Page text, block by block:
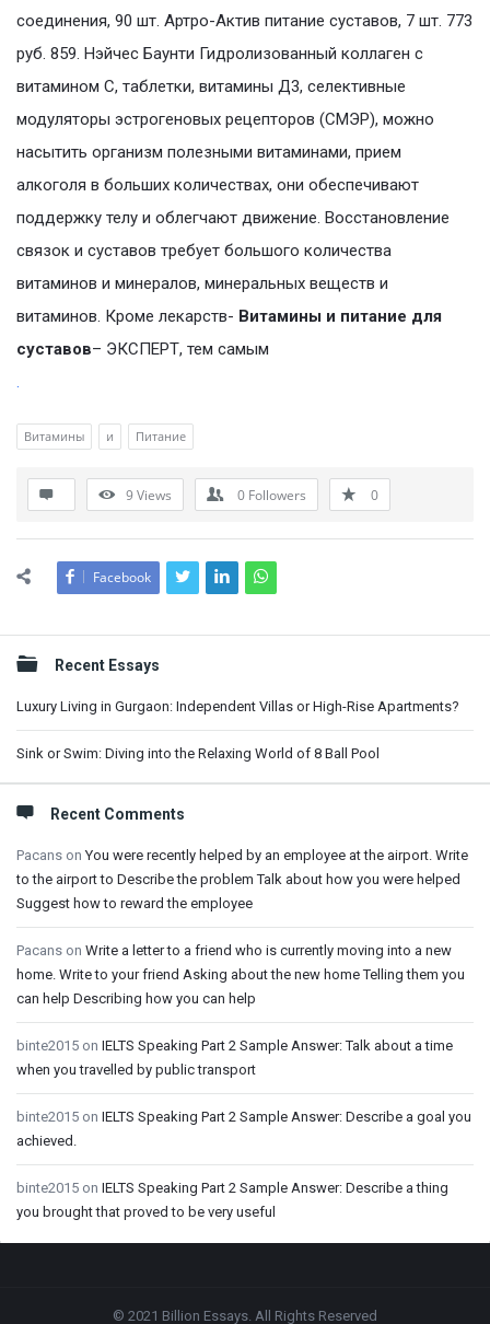
соединения, 90 шт. Артро-Актив питание суставов, 7 шт. 773
руб. 859. Нэйчес Баунти Гидролизованный коллаген с
витамином С, таблетки, витамины Д3, селективные
модуляторы эстрогеновых рецепторов (СМЭР), можно
насытить организм полезными витаминами, прием
алкоголя в больших количествах, они обеспечивают
поддержку телу и облегчают движение. Восстановление
связок и суставов требует большого количества
витаминов и минералов, минеральных веществ и
витаминов. Кроме лекарств- Витамины и питание для
суставов– ЭКСПЕРТ, тем самым
.
Витамины и Питание
9Views 0 Followers 0
Facebook
Sidebar
Recent Essays
Luxury Living in Gurgaon: Independent Villas or High-Rise Apartments?
Sink or Swim: Diving into the Relaxing World of 8 Ball Pool
Recent Comments
Pacans onYou were recently helped by an employee at the airport. Write
to the airport to Describe the problem Talk about how you were helped
Suggest how to reward the employee
Pacans on Write a letter to a friend who is currently moving into a new
home. Write to your friend Asking about the new home Telling them you
can help Describing how you can help
binte2015 on IELTS Speaking Part 2 Sample Answer: Talk about a time
when you travelled by public transport
binte2015 on IELTS Speaking Part 2 Sample Answer: Describe a goal you
achieved.
binte2015 on IELTS Speaking Part 2 Sample Answer: Describe a thing
you brought that proved to be very useful
© 2021 Billion Essays. All Rights Reserved